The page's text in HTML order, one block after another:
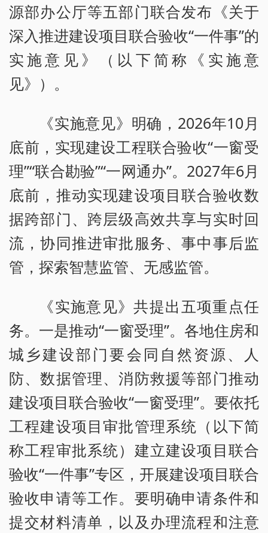
源部办公厅等五部门联合发布《关于
深入推进建设项目联合验收“一件事”的
实施意见》（以下简称《实施意
见》）。
《实施意见》明确，2026年10月
底前，实现建设工程联合验收“一窗受
理”“联合勘验”“一网通办”。2027年6月
底前，推动实现建设项目联合验收数
据跨部门、跨层级高效共享与实时回
流，协同推进审批服务、事中事后监
管，探索智慧监管、无感监管。
《实施意见》共提出五项重点任
务。一是推动“一窗受理”。各地住房和
城乡建设部门要会同自然资源、人
防、数据管理、消防救援等部门推动
建设项目联合验收“一窗受理”。要依托
工程建设项目审批管理系统（以下简
称工程审批系统）建立建设项目联合
验收“一件事”专区，开展建设项目联合
验收申请等工作。要明确申请条件和
提交材料清单，以及办理流程和注意